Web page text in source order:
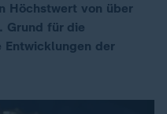
Höchstwert von über
Grund für die
Entwicklungen der